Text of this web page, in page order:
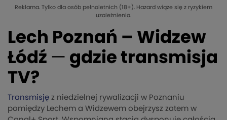
Reklama. Tylko dla osób pełnoletnich (18+). Hazard wiąże się z ryzykiem
uzależnienia.
Lech Poznań – Widzew
Łódź — gdzie transmisja
TV?
Transmisję z niedzielnej rywalizacji w Poznaniu
pomiędzy Lechem a Widzewem obejrzysz zatem w